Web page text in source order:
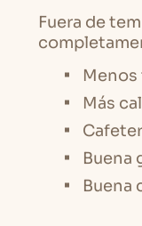
Fuera de
Más
Buena
Buena